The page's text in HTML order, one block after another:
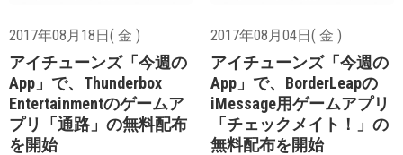
2017年08月18日( 金 )
アイチューンズ「今週の
App」で、Thunderbox
Entertainmentのゲームア
プリ「通路」の無料配布
を開始
2017年08月04日( 金 )
アイチューンズ「今週の
App」で、BorderLeapの
iMessage用ゲームアプリ
「チェックメイト！」の
無料配布を開始